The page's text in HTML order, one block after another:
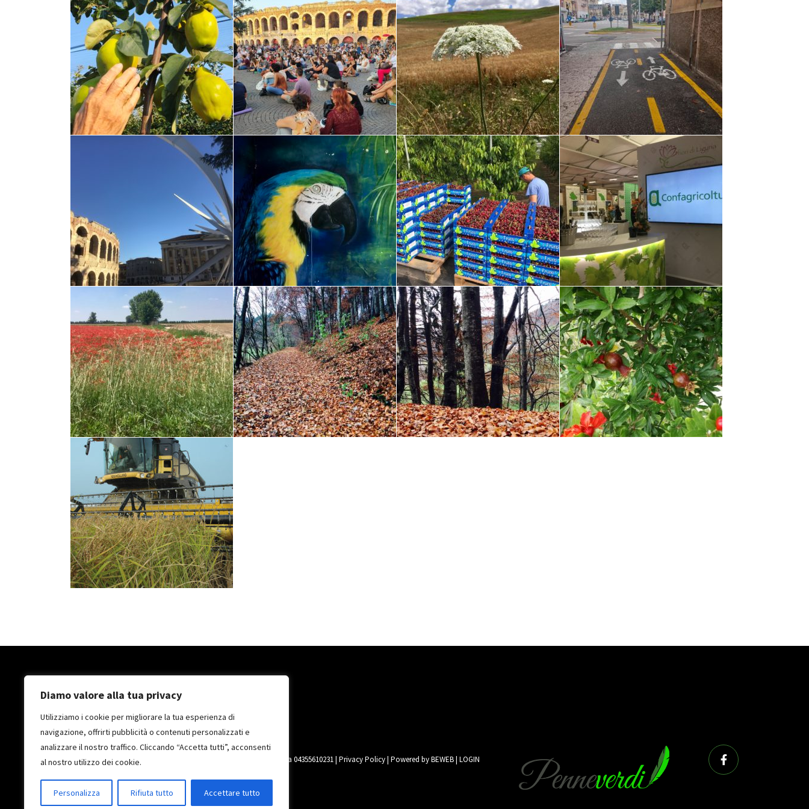
Diamo valore alla tua privacy
Utilizziamo i cookie per migliorare la tua esperienza di
navigazione, offrirti pubblicità o contenuti personalizzati e
analizzare il nostro traffico. Cliccando “Accetta tutti”, acconsenti
al nostro utilizzo dei cookie.
Personalizza Rifiuta tutto Accettare tutto
2026 © Penne Verdi | Agricoltura, Ambiente, Cronaca, Cultura | P.iva 04355610231 | Privacy Policy| Powered byBEWEB| LOGIN